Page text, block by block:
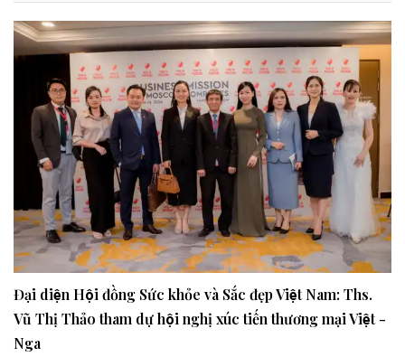
Đại diện Hội đồng Sức khỏe và Sắc đẹp Việt Nam: Ths.
Vũ Thị Thảo tham dự hội nghị xúc tiến thương mại Việt -
Nga